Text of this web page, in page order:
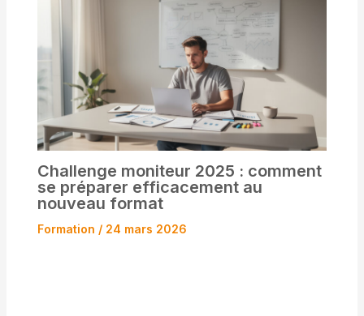
Challenge moniteur 2025 : comment
se préparer efficacement au
nouveau format
Formation / 24 mars 2026